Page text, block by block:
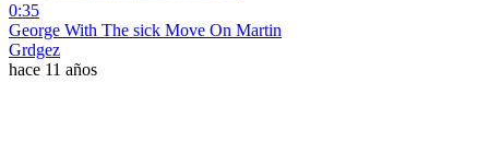
0:35
George With The sick Move On Martin
Grdgez
hace 11 años